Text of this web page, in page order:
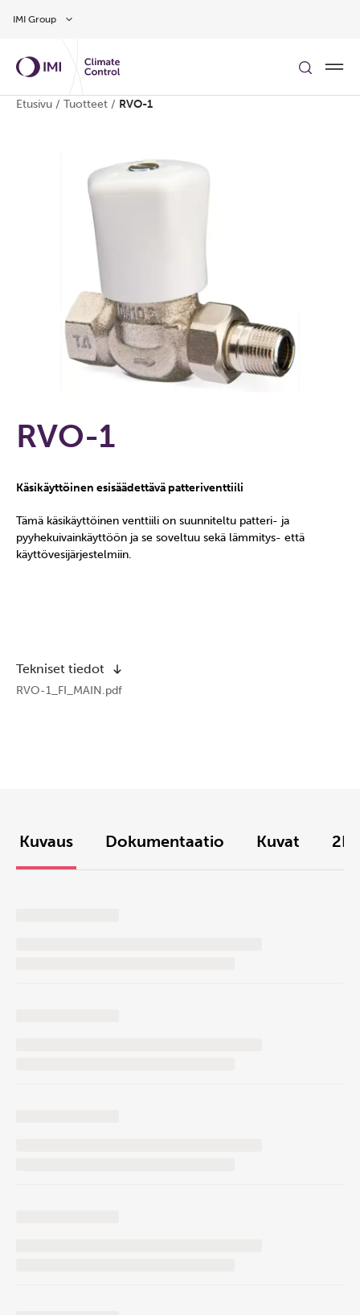
IMI Group
Etusivu / Tuotteet / RVO-1
RVO-1
Käsikäyttöinen esisäädettävä patteriventtiili
Tämä käsikäyttöinen venttiili on suunniteltu patteri- ja
pyyhekuivainkäyttöön ja se soveltuu sekä lämmitys- että
käyttövesijärjestelmiin.
Tekniset tiedot
RVO-1_FI_MAIN.pdf
Kuvaus Dokumentaatio Kuvat